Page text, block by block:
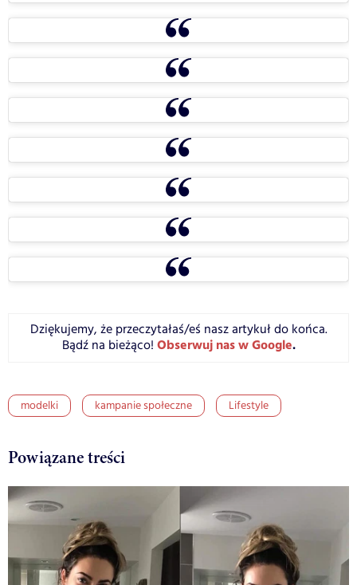
Dziękujemy, że przeczytałaś/eś nasz artykuł do końca.
Bądź na bieżąco! Obserwuj nas w Google.
modelki kampanie społeczne Lifestyle
Powiązane treści